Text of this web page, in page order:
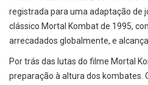
registrada para uma adaptação de
clássico Mortal Kombat de 1995,
arrecadados globalmente, e
Por trás das lutas do filme Mortal
preparação à altura dos kombates.